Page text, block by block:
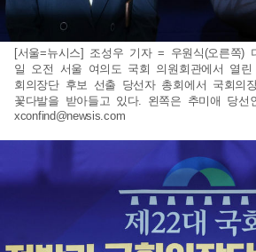
[서울=뉴시스] 조성우 기자 = 우원식(오른쪽)
일 오전 서울 여의도 국회 의원회관에서 열
회의장단 후보 선출 당선자 총회에서 국회의
꽃다발을 받아들고 있다. 왼쪽은 추미애 당선
xconfind@newsis.com